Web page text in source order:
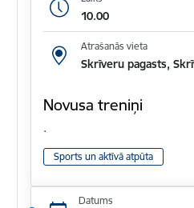
10.00
Atrašanās vieta
Skrīveru pagasts,
Novusa treniņi
.
Sports un aktīvā atpūta
Datums